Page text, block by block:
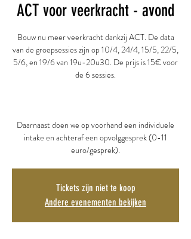
ACT voor veerkracht - avond
Bouw nu meer veerkracht dankzij ACT. De data
van de groepsessies zijn op 10/4, 24/4, 15/5, 22/5,
5/6, en 19/6 van 19u-20u30. De prijs is 15€ voor
de 6 sessies.
Daarnaast doen we op voorhand een individuele
intake en achteraf een opvolggesprek (0-11
euro/gesprek).
Tickets zijn niet te koop
Andere evenementen bekijken